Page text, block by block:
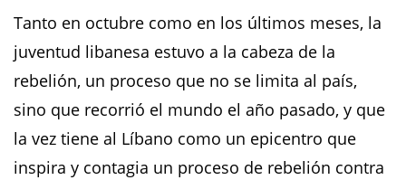
Tanto en octubre como en los últimos meses, la
juventud libanesa estuvo a la cabeza de la
rebelión, un proceso que no se limita al país,
sino que recorrió el mundo el año pasado, y que
la vez tiene al Líbano como un epicentro que
inspira y contagia un proceso de rebelión contra